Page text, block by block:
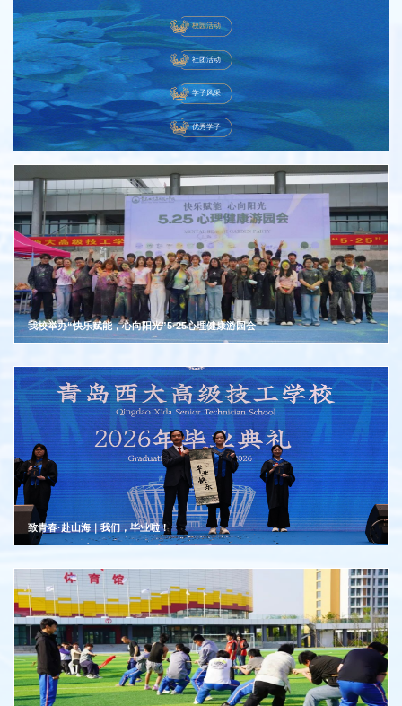
校园活动
社团活动
学子风采
优秀学子
我校举办“快乐赋能，心向阳光”5·25心理健康游园会
致青春·赴山海｜我们，毕业啦！